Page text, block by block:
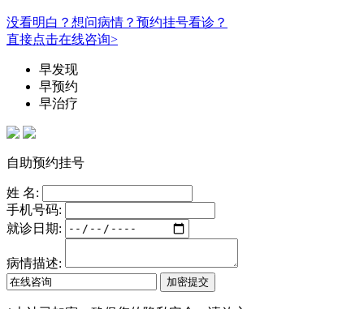
没看明白？想问病情？预约挂号看诊？
直接点击在线咨询>
早发现
早预约
早治疗
自助预约挂号
姓 名:
手机号码:
就诊日期:
病情描述: